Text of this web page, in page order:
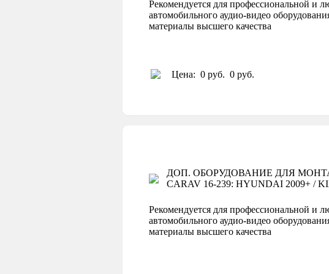
Рекомендуется для профессиональной и
автомобильного аудио-видео
материалы высшего качества
Цена: 0 руб. 0 руб.
ДОП. ОБОРУДОВАНИЕ ДЛЯ
CARAV 16-239: HYUNDAI 2009+ /
Рекомендуется для профессиональной и
автомобильного аудио-видео
материалы высшего качества